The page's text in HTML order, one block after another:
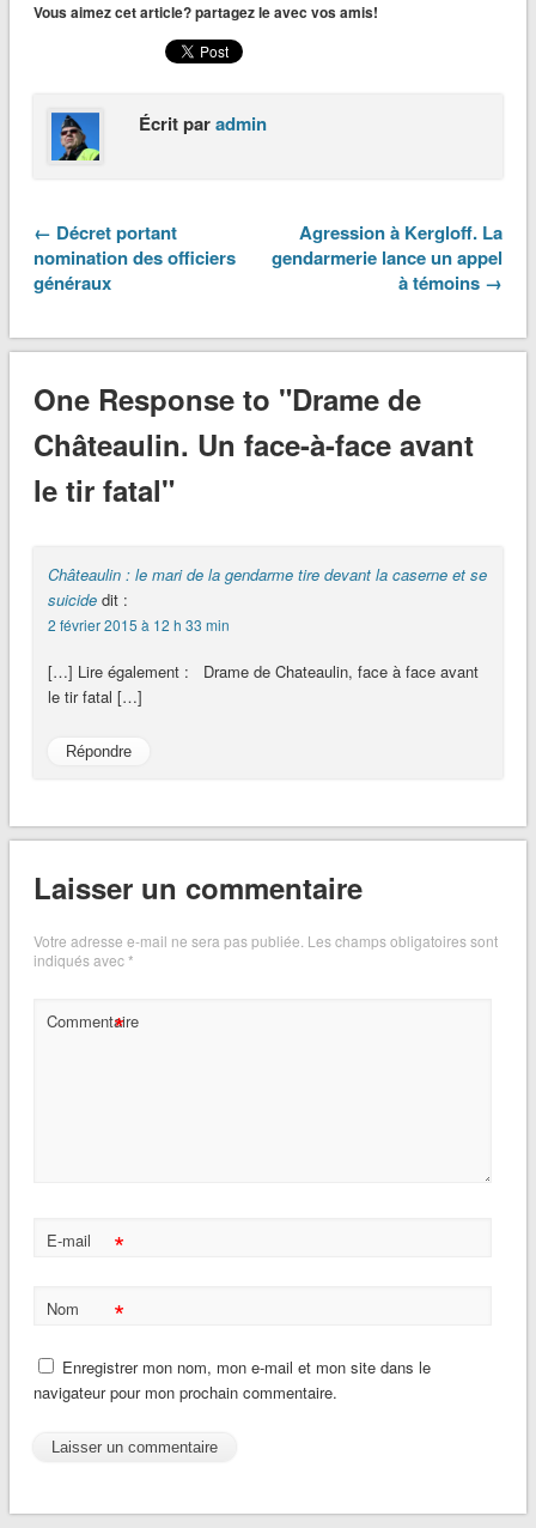
Vous aimez cet article? partagez le avec vos amis!
Écrit paradmin
← Décret portant
nomination des officiers
généraux
Agression à Kergloff. La
gendarmerie lance un appel
à témoins →
One Response to "Drame de
Châteaulin. Un face-à-face avant
le tir fatal"
Châteaulin : le mari de la gendarme tire devant la caserne et se
suicide dit :
2 février 2015 à 12 h 33 min
[…] Lire également : Drame de Chateaulin, face à face avant
le tir fatal […]
Répondre
Laisser un commentaire
Votre adresse e-mail ne sera pas publiée. Les champs obligatoires sont
indiqués avec*
Commentaire
*
E-mail *
Nom *
Enregistrer mon nom, mon e-mail et mon site dans le
navigateur pour mon prochain commentaire.